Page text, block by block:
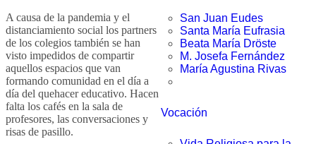
San Juan Eudes
Santa María Eufrasia
Beata María Dröste
M. Josefa Fernández
María Agustina Rivas
Vocación
A causa de la pandemia y el
distanciamiento social los partners
de los colegios también se han
visto impedidos de compartir
aquellos espacios que van
formando comunidad en el día a
día del quehacer educativo. Hacen
falta los cafés en la sala de
profesores, las conversaciones y
risas de pasillo.